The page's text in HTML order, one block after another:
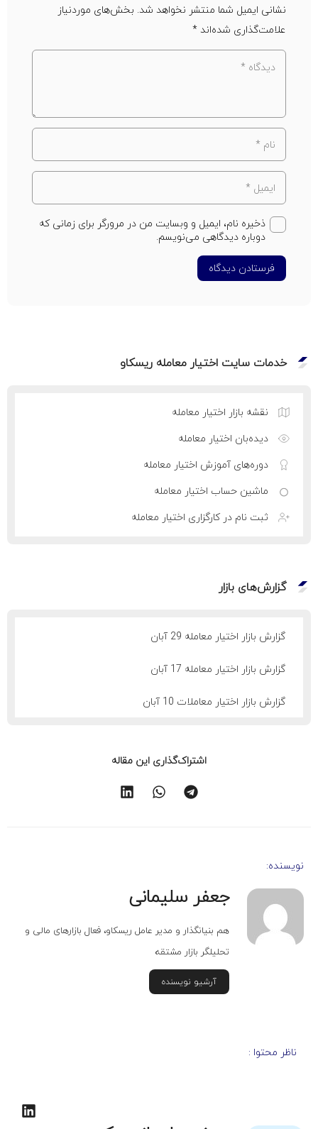
خدمات سایت اختیار معامله ریسکاو
نقشه بازار اختیار معامله
دیده‌بان اختیار معامله
دوره‌های آموزش اختیار معامله
ماشین حساب اختیار معامله
ثبت نام در کارگزاری اختیار معامله
گزارش‌های بازار
گزارش بازار اختیار معامله 29 آبان
گزارش بازار اختیار معامله 17 آبان
گزارش بازار اختیار معاملات 10 آبان
اشتراک‌گذاری این مقاله
نشانی ایمیل شما منتشر نخواهد شد. بخش‌های موردنیاز
علامت‌گذاری شده‌اند*
ذخیره نام، ایمیل و وبسایت من در مرورگر برای زمانی که
دوباره دیدگاهی می‌نویسم.
فرستادن دیدگاه
نویسنده:
جعفر سلیمانی
هم بنیانگذار و مدیر عامل ریسکاو، فعال بازارهای مالی و
تحلیلگر بازار مشتقه
آرشیو نویسنده
ناظر محتوا :